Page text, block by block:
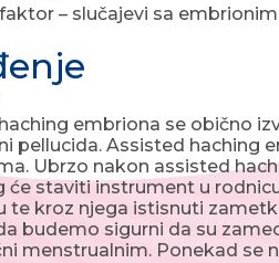
– slučajevi sa
embriona se obično
pellucida. Assisted
Ubrzo nakon assisted
će staviti instrument u
te kroz njega istisnuti
budemo sigurni da su
menstrualnim. Ponekad se